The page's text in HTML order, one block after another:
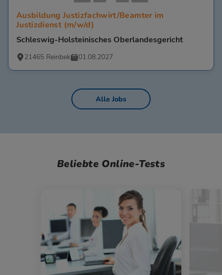
Ausbildung Justizfachwirt/Beamter im
Justizdienst (m/w/d)
Schleswig-Holsteinisches Oberlandesgericht
21465 Reinbek 01.08.2027
Alle Jobs
Beliebte Online-Tests